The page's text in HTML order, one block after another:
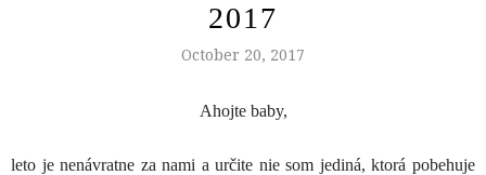
2017
October 20, 2017
Ahojte baby,
leto je nenávratne za nami a určite nie som jediná, ktorá pobehuje